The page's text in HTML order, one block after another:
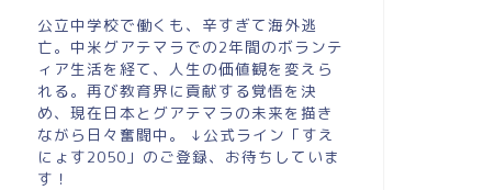
公立中学校で働くも、辛すぎて海外逃
亡。中米グアテマラでの2年間のボランテ
ィア生活を経て、人生の価値観を変えら
れる。再び教育界に貢献する覚悟を決
め、現在日本とグアテマラの未来を描き
ながら日々奮闘中。 ↓公式ライン「すえ
にょす2050」のご登録、お待ちしていま
す！